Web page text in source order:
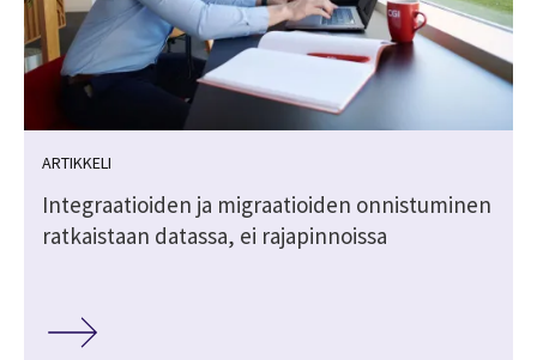
ARTIKKELI
Integraatioiden ja migraatioiden onnistuminen
ratkaistaan datassa, ei rajapinnoissa